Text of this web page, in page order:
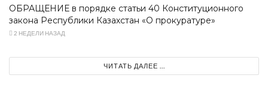
ОБРАЩЕНИЕ в порядке статьи 40 Конституционного
закона Республики Казахстан «О прокуратуре»
2 НЕДЕЛИ НАЗАД
ЧИТАТЬ ДАЛЕЕ ...